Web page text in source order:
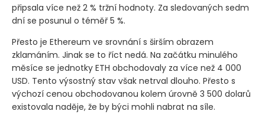
připsala více než 2 % tržní hodnoty. Za sledovaných sedm
dní se posunul o téměř 5 %.
Přesto je Ethereum ve srovnání s širším obrazem
zklamáním. Jinak se to říct nedá. Na začátku minulého
měsíce se jednotky ETH obchodovaly za více než 4 000
USD. Tento výsostný stav však netrval dlouho. Přesto s
výchozí cenou obchodovanou kolem úrovně 3 500 dolarů
existovala naděje, že by býci mohli nabrat na síle.